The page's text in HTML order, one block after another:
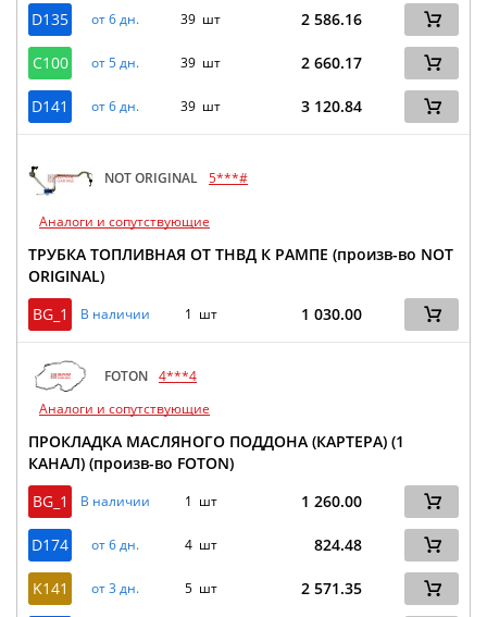
D135 от 6 дн. 39 шт 2 586.16
C100 от 5 дн. 39 шт 2 660.17
D141 от 6 дн. 39 шт 3 120.84
NOT ORIGINAL 5***#
Аналоги и сопутствующие
ТРУБКА ТОПЛИВНАЯ ОТ ТНВД К РАМПЕ (произв-во NOT
ORIGINAL)
BG_1
В наличии 1 шт 1 030.00
FOTON 4***4
Аналоги и сопутствующие
ПРОКЛАДКА МАСЛЯНОГО ПОДДОНА (КАРТЕРА) (1
КАНАЛ) (произв-во FOTON)
BG_1
В наличии 1 шт 1 260.00
D174 от 6 дн. 4 шт 824.48
K141 от 3 дн. 5 шт 2 571.35